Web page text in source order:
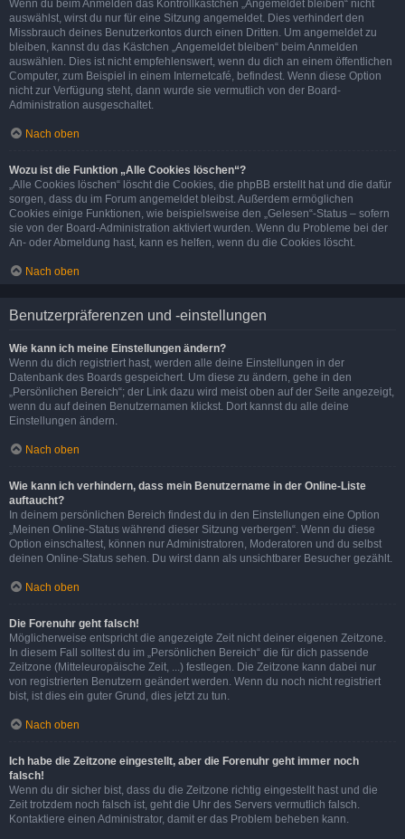
Wenn du beim Anmelden das Kontrollkästchen „Angemeldet bleiben“ nicht
auswählst, wirst du nur für eine Sitzung angemeldet. Dies verhindert den
Missbrauch deines Benutzerkontos durch einen Dritten. Um angemeldet zu
bleiben, kannst du das Kästchen „Angemeldet bleiben“ beim Anmelden
auswählen. Dies ist nicht empfehlenswert, wenn du dich an einem öffentlichen
Computer, zum Beispiel in einem Internetcafé, befindest. Wenn diese Option
nicht zur Verfügung steht, dann wurde sie vermutlich von der Board-
Administration ausgeschaltet.
Nach oben
Wozu ist die Funktion „Alle Cookies löschen“?
„Alle Cookies löschen“ löscht die Cookies, die phpBB erstellt hat und die dafür
sorgen, dass du im Forum angemeldet bleibst. Außerdem ermöglichen
Cookies einige Funktionen, wie beispielsweise den „Gelesen“-Status – sofern
sie von der Board-Administration aktiviert wurden. Wenn du Probleme bei der
An- oder Abmeldung hast, kann es helfen, wenn du die Cookies löscht.
Nach oben
Benutzerpräferenzen und -einstellungen
Wie kann ich meine Einstellungen ändern?
Wenn du dich registriert hast, werden alle deine Einstellungen in der
Datenbank des Boards gespeichert. Um diese zu ändern, gehe in den
„Persönlichen Bereich“; der Link dazu wird meist oben auf der Seite angezeigt,
wenn du auf deinen Benutzernamen klickst. Dort kannst du alle deine
Einstellungen ändern.
Nach oben
Wie kann ich verhindern, dass mein Benutzername in der Online-Liste
auftaucht?
In deinem persönlichen Bereich findest du in den Einstellungen eine Option
„Meinen Online-Status während dieser Sitzung verbergen“. Wenn du diese
Option einschaltest, können nur Administratoren, Moderatoren und du selbst
deinen Online-Status sehen. Du wirst dann als unsichtbarer Besucher gezählt.
Nach oben
Die Forenuhr geht falsch!
Möglicherweise entspricht die angezeigte Zeit nicht deiner eigenen Zeitzone.
In diesem Fall solltest du im „Persönlichen Bereich“ die für dich passende
Zeitzone (Mitteleuropäische Zeit, ...) festlegen. Die Zeitzone kann dabei nur
von registrierten Benutzern geändert werden. Wenn du noch nicht registriert
bist, ist dies ein guter Grund, dies jetzt zu tun.
Nach oben
Ich habe die Zeitzone eingestellt, aber die Forenuhr geht immer noch
falsch!
Wenn du dir sicher bist, dass du die Zeitzone richtig eingestellt hast und die
Zeit trotzdem noch falsch ist, geht die Uhr des Servers vermutlich falsch.
Kontaktiere einen Administrator, damit er das Problem beheben kann.